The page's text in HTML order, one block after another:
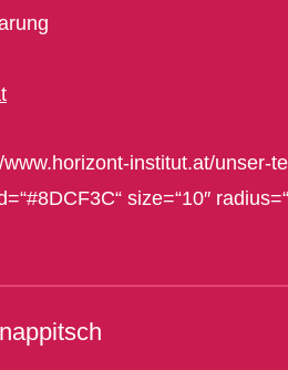
institut.at/unser-
size=“10″